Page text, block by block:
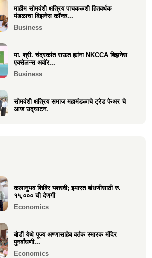
श्री. अजूभाई यशवंत ठाकूर ह्यांची मा.श्री.उद्धव
बाळासाहेब ठा...
Politics
माहीम सोमवंशी क्षत्रिय पाचकळशी हितवर्धक
मंडळाचा बिझनेस कॉन्क...
Business
मा. श्री. चंद्रकांत राऊत ह्यांना NKCCA बिझनेस
एक्सेलन्स अवॉर...
Business
सोमवंशी क्षत्रिय समाज महामंडळाचे ट्रेड फेअर चे
आज उद्घाटन.
वक्रतुंड ऍग्रो याचे उद्घाटन, माहीम
Business
कलानुभव शिबिर यशस्वी; इमारत बांधणीसाठी रु.
१५,००० ची देणगी
Economics
बोर्डी येथे पूज्य अण्णासाहेब वर्तक स्मारक मंदिर
पुनर्बांधणी...
Economics